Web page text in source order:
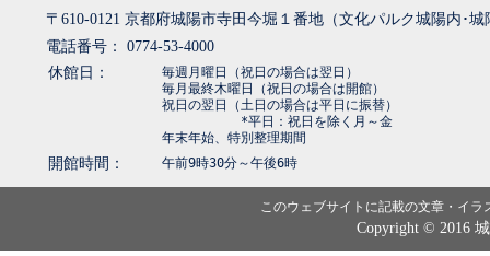
〒610-0121 京都府城陽市寺田今堀１番地（文化パルク城陽内･
電話番号： 0774-53-4000
休館日：
毎週月曜日（祝日の場合は翌日）
毎月最終木曜日（祝日の場合は開館）
祝日の翌日（土日の場合は平日に振替）
*平日：祝日を除く月～金
年末年始、特別整理期間
開館時間： 午前9時30分～午後6時
このウェブサイトに記載の文章・イ
Copyright © 2016